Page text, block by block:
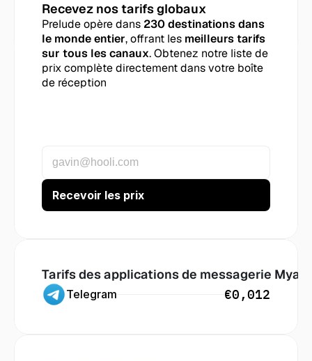
Recevez nos tarifs globaux
Prelude opère dans 230 destinations dans
le monde entier, offrant les meilleurs tarifs
sur tous les canaux. Obtenez notre liste de
prix complète directement dans votre boîte
de réception
Tarifs des applications de messagerie
Telegram €0,012